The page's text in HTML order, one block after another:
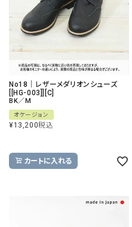
No18｜レザーメダリオンシューズ
[[HG-003]][C]
BK／M
オケージョン
¥13,200税込
カートに入れる